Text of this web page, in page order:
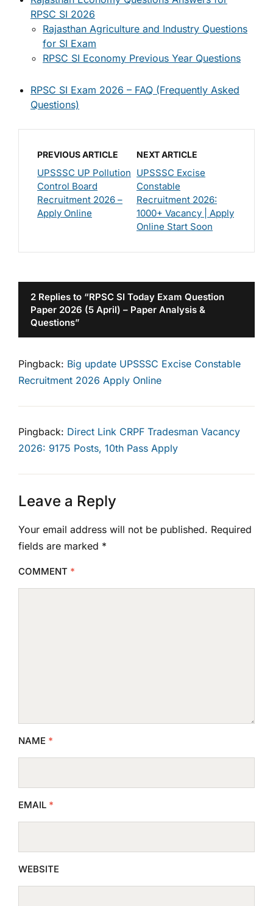
RPSC SI 2026
Rajasthan Agriculture and Industry Questions
for SI Exam
RPSC SI Economy Previous Year Questions
RPSC SI Exam 2026 – FAQ (Frequently Asked
Questions)
PREVIOUS ARTICLE
UPSSSC UP Pollution
Control Board
Recruitment 2026 –
Apply Online
NEXT ARTICLE
UPSSSC Excise
Constable
Recruitment 2026:
1000+ Vacancy | Apply
Online Start Soon
2 Replies to “RPSC SI Today Exam Question
Paper 2026 (5 April) – Paper Analysis &
Questions”
Pingback: Big update UPSSSC Excise Constable
Recruitment 2026 Apply Online
Pingback: Direct Link CRPF Tradesman Vacancy
2026: 9175 Posts, 10th Pass Apply
Leave a Reply
Your email address will not be published. Required
fields are marked *
COMMENT *
NAME *
EMAIL *
WEBSITE